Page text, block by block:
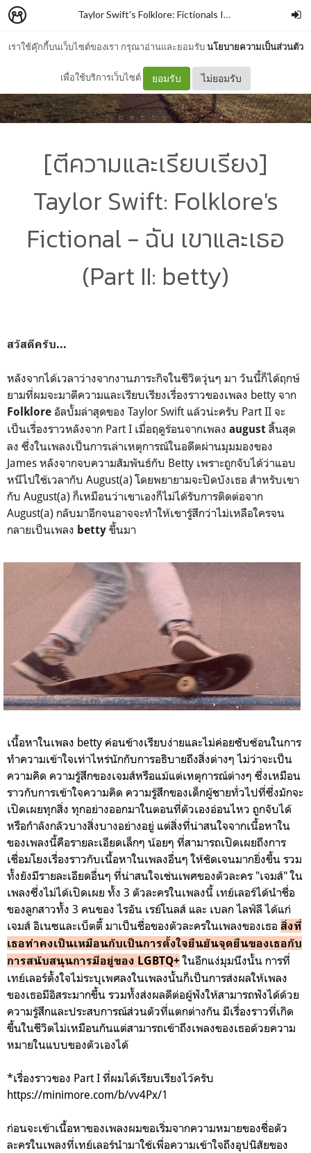
เราใช้คุ๊กกี้บนเว็บไซต์ของเรา กรุณาอ่านและยอมรับนโยบายความเป็นส่วนตัว
เพื่อใช้บริการเว็บไซต์ ยอมรับ ไม่ยอมรับ
Taylor Swift's Folklore: Fictionals Interpret
[ตีความและเรียบเรียง]
Taylor Swift: Folklore's
Fictional - ฉัน เขาและเธอ
(Part II: betty)
สวัสดีครับ...
หลังจากได้เวลาว่างจากงานภาระกิจในชีวิตวุ่นๆ มา วันนี้ก็ได้ฤกษ์
ยามที่ผมจะมาตีความและเรียบเรียงเรื่องราวของเพลง betty จาก
Folklore อัลบั้มล่าสุดของ Taylor Swift แล้วน่ะครับ Part II จะ
เป็นเรื่องราวหลังจาก Part I เมื่อฤดูร้อนจากเพลง august สิ้นสุด
ลง ซึ่งในเพลงเป็นการเล่าเหตุการณ์ในอดีตผ่านมุมมองของ
James หลังจากจบความสัมพันธ์กับ Betty เพราะถูกจับได้ว่าแอบ
หนีไปใช้เวลากับ August(a) โดยพยายามจะปิดบังเธอ สำหรับเขา
กับ August(a) ก็เหมือนว่าเขาเองก็ไม่ได้รับการติดต่อจาก
August(a) กลับมาอีกจนอาจจะทำให้เขารู้สึกว่าไม่เหลือใครจน
กลายเป็นเพลง betty ขึ้นมา
เนื้อหาในเพลง betty ค่อนข้างเรียบง่ายและไม่ค่อยซับซ้อนในการ
ทำความเข้าใจเท่าไหร่นักกับการอธิบายถึงสิ่งต่างๆ ไม่ว่าจะเป็น
ความคิด ความรู้สึกของเจมส์หรือแม้แต่เหตุการณ์ต่างๆ ซึ่งเหมือน
ราวกับการเข้าใจความคิด ความรู้สึกของเด็กผู้ชายทั่วไปที่ซึ่งมักจะ
เปิดเผยทุกสิ่ง ทุกอย่างออกมาในตอนที่ตัวเองอ่อนไหว ถูกจับได้
หรือกำลังกลัวบางสิ่งบางอย่างอยู่ แต่สิ่งที่น่าสนใจจากเนื้อหาใน
ของเพลงนี้คือรายละเอียดเล็กๆ น้อยๆ ที่สามารถเปิดเผยถึงการ
เชื่อมโยงเรื่องราวกับเนื้อหาในเพลงอื่นๆ ให้ชัดเจนมากยิ่งขึ้น รวม
ทั้งยังมีรายละเอียดอื่นๆ ที่น่าสนใจเช่นเพศของตัวละคร "เจมส์" ใน
เพลงซึ่งไม่ได้เปิดเผย ทั้ง 3 ตัวละครในเพลงนี้ เทย์เลอร์ได้นำชื่อ
ของลูกสาวทั้ง 3 คนของไรอัน เรย์โนลส์ และ เบลก ไลฟ์ลี ได้แก่
เจมส์ อิเนซและเบ็ตตี้ มาเป็นชื่อของตัวละครในเพลงของเธอ สิ่งที่
เธอทำคงเป็นเหมือนกับเป็นการตั้งใจยืนยันจุดยืนของเธอกับ
การสนับสนุนการมีอยู่ของ LGBTQ+ในอีกแง่มุมนึงนั้น การที่
เทย์เลอร์ตั้งใจไม่ระบุเพศลงในเพลงนั้นก็เป็นการส่งผลให้เพลง
ของเธอมีอิสระมากขึ้น รวมทั้งส่งผลดีต่อผู้ฟังให้สามารถฟังได้ด้วย
ความรู้สึกและประสบการณ์ส่วนตัวที่แตกต่างกัน มีเรื่องราวที่เกิด
ขึ้นในชีวิตไม่เหมือนกันแต่สามารถเข้าถึงเพลงของเธอด้วยความ
หมายในแบบของตัวเองได้
*เรื่องราวของ Part I ที่ผมได้เรียบเรียงไว้ครับ
https://minimore.com/b/vv4Px/1
ก่อนจะเข้าเนื้อหาของเพลงผมขอเริ่มจากความหมายของชื่อตัว
ละครในเพลงที่เทย์เลอร์นำมาใช้เพื่อความเข้าใจถึงอุปนิสัยของ